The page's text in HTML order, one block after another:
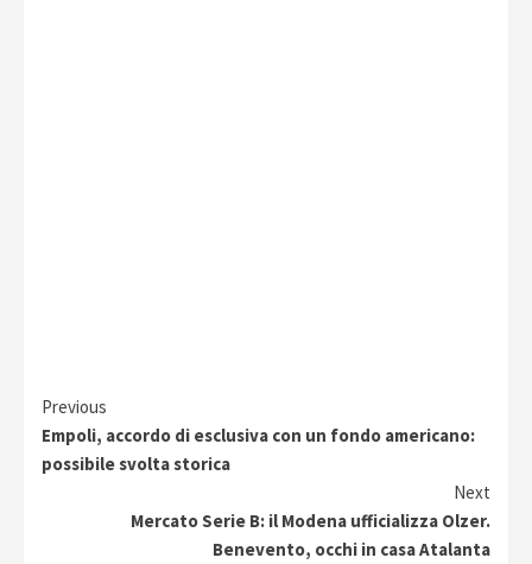
Continue
Reading
Previous
Empoli, accordo di esclusiva con un fondo americano:
possibile svolta storica
Next
Mercato Serie B: il Modena ufficializza Olzer.
Benevento, occhi in casa Atalanta